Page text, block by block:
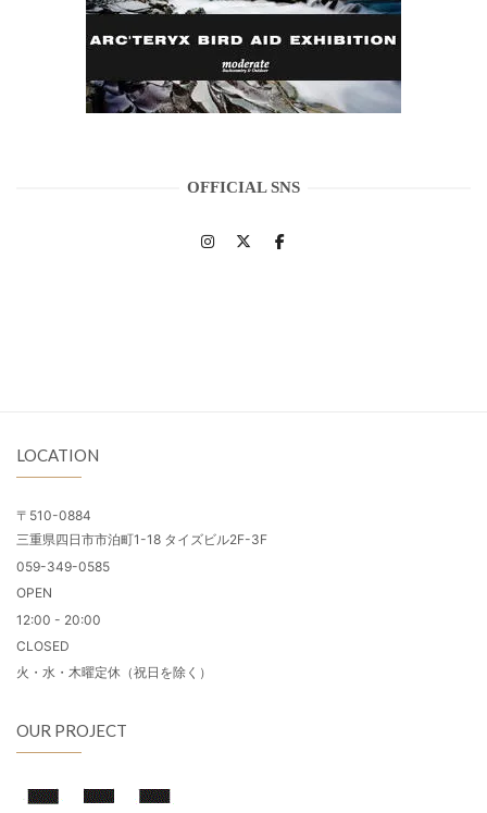
OFFICIAL SNS
LOCATION
〒510-0884
三重県四日市市泊町1-18 タイズビル2F-3F
059-349-0585
OPEN
12:00 - 20:00
CLOSED
火・水・木曜定休（祝日を除く）
OUR PROJECT